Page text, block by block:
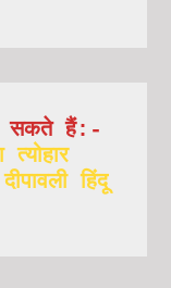
सकते हैं:-
त्योहार
हिंदू